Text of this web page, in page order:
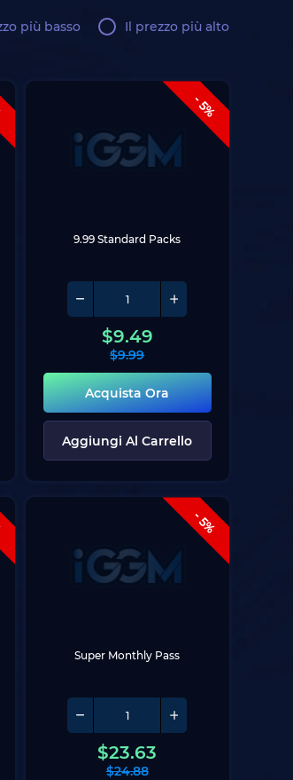
più basso Il prezzo più alto
- 5%
9.99 Standard Packs
$9.49
$9.99
Acquista Ora
Aggiungi Al Carrello
- 5%
Super Monthly Pass
$23.63
$24.88